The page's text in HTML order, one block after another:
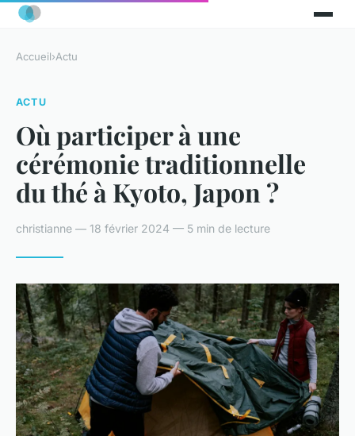
Accueil›Actu
ACTU
Où participer à une
cérémonie traditionnelle
du thé à Kyoto, Japon ?
christianne — 18 février 2024 — 5 min de lecture